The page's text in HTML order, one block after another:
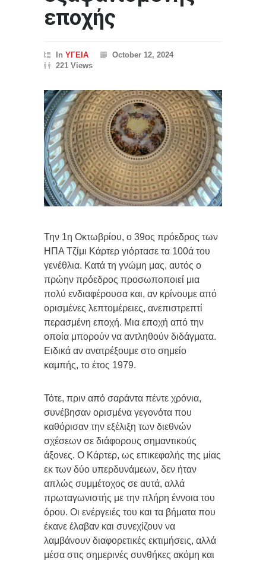
εποχής
In ΥΓΕΙΑ
October 12, 2024
221 Views
Την 1η Οκτωβρίου, ο 39ος πρόεδρος των
ΗΠΑ Τζίμι Κάρτερ γιόρτασε τα 100ά του
γενέθλια. Κατά τη γνώμη μας, αυτός ο
πρώην πρόεδρος προσωποποιεί μια
πολύ ενδιαφέρουσα και, αν κρίνουμε από
ορισμένες λεπτομέρειες, ανεπιστρεπτί
περασμένη εποχή. Μια εποχή από την
οποία μπορούν να αντληθούν διδάγματα.
Ειδικά αν ανατρέξουμε στο σημείο
καμπής, το έτος 1979.
Τότε, πριν από σαράντα πέντε χρόνια,
συνέβησαν ορισμένα γεγονότα που
καθόρισαν την εξέλιξη των διεθνών
σχέσεων σε διάφορους σημαντικούς
άξονες. Ο Κάρτερ, ως επικεφαλής της μίας
εκ των δύο υπερδυνάμεων, δεν ήταν
απλώς συμμέτοχος σε αυτά, αλλά
πρωταγωνιστής με την πλήρη έννοια του
όρου. Οι ενέργειές του και τα βήματα που
έκανε έλαβαν και συνεχίζουν να
λαμβάνουν διαφορετικές εκτιμήσεις, αλλά
μέσα στις σημερινές συνθήκες ακόμη και